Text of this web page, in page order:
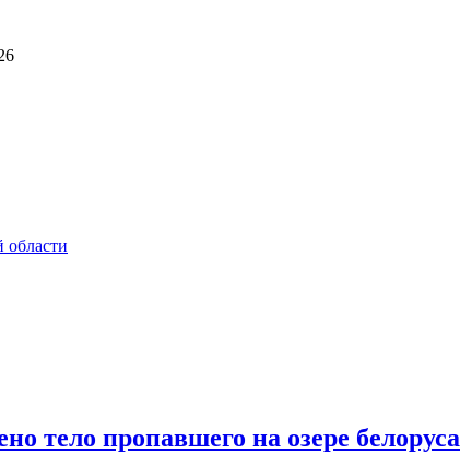
области
тело пропавшего на озере белоруса